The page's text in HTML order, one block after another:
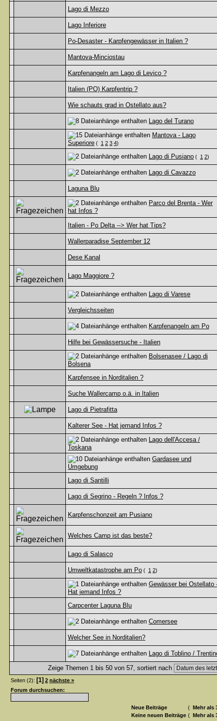
Lago di Mezzo
Lago Inferiore
Po-Desaster - Karpfengewässer in Italien ?
Mantova-Minciostau
Karpfenangeln am Lago di Levico ?
Italien (PO) Karpfentrip ?
Wie schauts grad in Ostellato aus?
Lago del Turano
Mantova - Lago
Superiore ( 1 2 3 4)
Lago di Pusiano ( 1 2)
Lago di Cavazzo
Laguna Blu
Parco del Brenta - Wer
hat Infos ?
Italien - Po Delta --> Wer hat Tips?
Wallerparadise September 12
Dese Kanal
Lago Maggiore ?
Lago di Varese
Vergleichsseiten
Karpfenangeln am Po
Hilfe bei Gewässersuche - Italien
Bolsenasee / Lago di
Bolsena
Karpfensee in Norditalien ?
Suche Wallercamp o.ä. in Italien
Lago di Pietrafitta
Kalterer See - Hat jemand Infos ?
Lago dell'Accesa /
Toskana
Gardasee und
Umgebung
Lago di Santilli
Lago di Segrino - Regeln ? Infos ?
Karpfenschonzeit am Pusiano
Welches Camp ist das beste?
Lago di Salasco
Umweltkatastrophe am Po ( 1 2)
Gewässer bei Ostellato
Hat jemand Infos ?
Carpcenter Laguna Blu
Comersee
Welcher See in Norditalien?
Lago di Toblino /
Zeige Themen 1 bis 50 von 57, sortiert nach
Seiten (2): [1] 2 nächste »
Forum durchsuchen:
Neue Beiträge ( Mehr als
Keine neuen Beiträge ( Mehr als